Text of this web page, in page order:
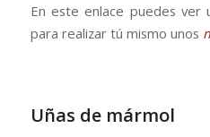
En este enlace puedes ver
para realizar tú mismo unos
Uñas de mármol